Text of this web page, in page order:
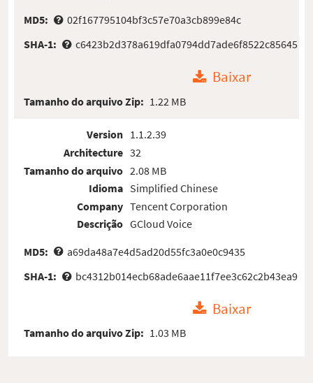
MD5:
02f167795104bf3c57e70a3cb899e84c
SHA-1:
c6423b2d378a619dfa0794dd7ade6f8522c85645
Baixar
Tamanho do arquivo Zip: 1.22 MB
Version
Architecture
Tamanho do arquivo
Idioma
Company
Descrição
1.1.2.39
32
2.08 MB
Simplified Chinese
Tencent Corporation
GCloud Voice
MD5:
a69da48a7e4d5ad20d55fc3a0e0c9435
SHA-1:
bc4312b014ecb68ade6aae11f7ee3c62c2b43ea9
Baixar
Tamanho do arquivo Zip: 1.03 MB